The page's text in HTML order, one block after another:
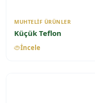
MUHTELIF ÜRÜNLER
Küçük Teflon
İncele